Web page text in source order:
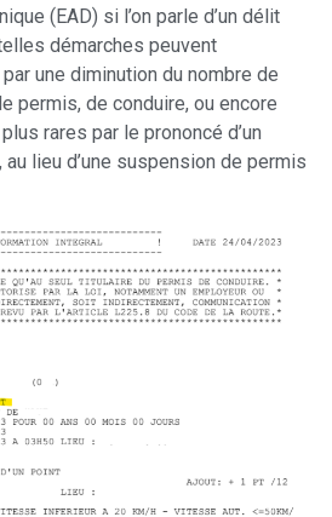
(EAD) si l’on parle d’un délit
démarches peuvent
une diminution du nombre de
permis, de conduire, ou encore
rares par le prononcé d’un
lieu d’une suspension de permis